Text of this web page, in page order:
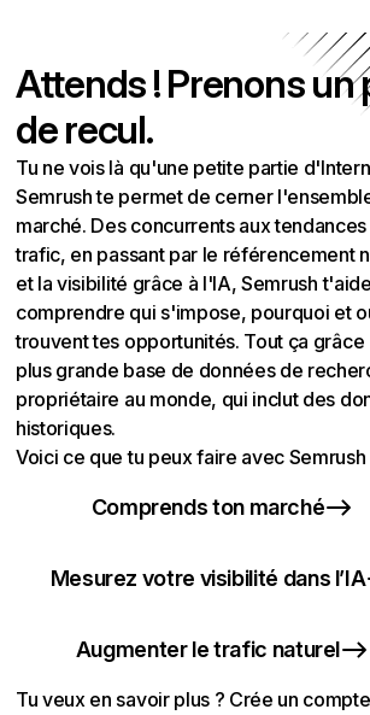
Attends ! Prenons un
de recul.
Tu ne vois là qu'une petite partie
Semrush te permet de cerner
marché. Des concurrents aux
trafic, en passant par le référencement
et la visibilité grâce à l'IA, Semrush
comprendre qui s'impose, pourquoi et
trouvent tes opportunités. Tout ça grâce
plus grande base de données de
propriétaire au monde, qui inclut des
historiques.
Voici ce que tu peux faire avec Semrush
Comprends ton marché
Mesurez votre visibilité dans l’IA
Augmenter le trafic naturel
Tu veux en savoir plus ? Crée un compte